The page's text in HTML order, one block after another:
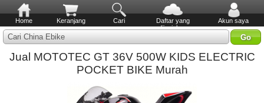
Home Keranjang Cari
Daftar yang
diinginkan
Akun saya
Cari China Ebike
Jual MOTOTEC GT 36V 500W KIDS ELECTRIC
POCKET BIKE Murah